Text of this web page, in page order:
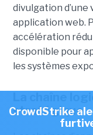
CrowdStrike
divulgation
application web.
accélération
disponible pour
les systèmes
La chaîne
stratégique